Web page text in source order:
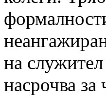
на
насрочва за